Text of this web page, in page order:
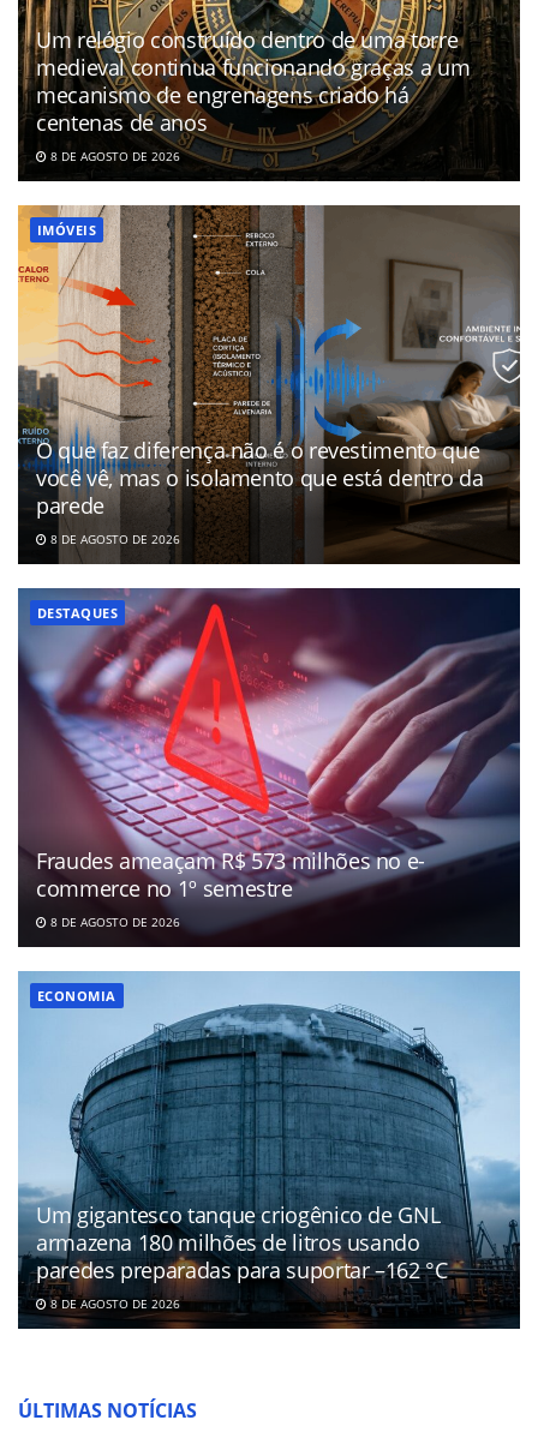
Um relógio construído dentro de uma torre
medieval continua funcionando graças a um
mecanismo de engrenagens criado há
centenas de anos
8 DE AGOSTO DE 2026
IMÓVEIS
O que faz diferença não é o revestimento que
você vê, mas o isolamento que está dentro da
parede
8 DE AGOSTO DE 2026
DESTAQUES
Fraudes ameaçam R$ 573 milhões no e-
commerce no 1º semestre
8 DE AGOSTO DE 2026
ECONOMIA
Um gigantesco tanque criogênico de GNL
armazena 180 milhões de litros usando
paredes preparadas para suportar –162 °C
8 DE AGOSTO DE 2026
ÚLTIMAS NOTÍCIAS